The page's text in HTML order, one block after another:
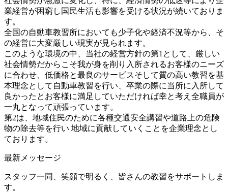
業経営が困窮し国民生活も影響を受ける状況が続いておりま
す。
全国の自動車教習所においても少子化や経済不況等から、そ
の経営に大変厳しい現実が見られます。
このような環境の中、当社の経営方針の第1として、厳しい
社会情勢だからこそ我が身を削り入所されるお客様のニーズ
に合わせ、低価格と最良のサービスそして質の高い教習を基
本理念として自動車教習を行い、卒業の際に当所に入所して
良かったとお客様に満足していただければ幸と考え全職員が
一丸となって頑張っています。
第2は、地域住民のために各種交通安全講習や道路上の危険
物の除去等を行い 地域に貢献していくことを企業理念とし
ております。
最新メッセージ
スタッフ一同、笑顔で明るく、皆さんの教習をサポートしま
す。